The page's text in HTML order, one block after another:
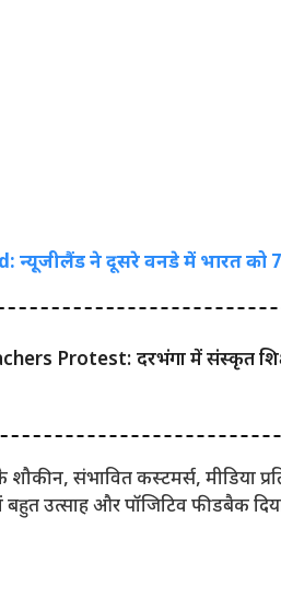
ने दूसरे वनडे में भारत को 7
Protest: दरभंगा में संस्कृत
संभावित कस्टमर्स, मीडिया
उत्साह और पॉजिटिव फीडबैक